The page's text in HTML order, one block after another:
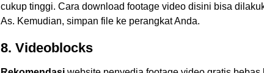
cukup tinggi. Cara download footage video disini bisa
As. Kemudian, simpan file ke perangkat Anda.
8. Videoblocks